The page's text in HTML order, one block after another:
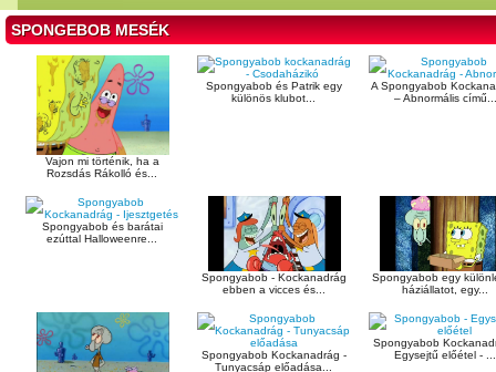
SPONGEBOB MESÉK
Vajon mi történik, ha a
Rozsdás Rákolló és...
Spongyabob és Patrik egy
különös klubot...
A Spongyabob
– Abnormális című...
Spongyabob és barátai
ezúttal Halloweenre...
Spongyabob - Kockanadrág
ebben a vicces és...
Spongyabob egy
háziállatot, egy...
Spongyabob Kockanadrág -
Tunyacsáp előadása...
Spongyabob
Egysejtű előétel - ...